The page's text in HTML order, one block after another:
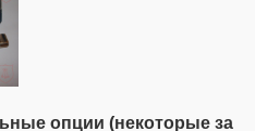
опции (некоторые за